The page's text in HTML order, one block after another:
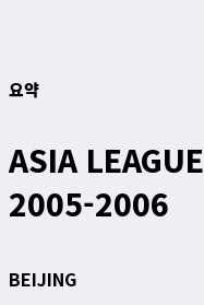
요약
ASIA
2005-2006
BEIJING